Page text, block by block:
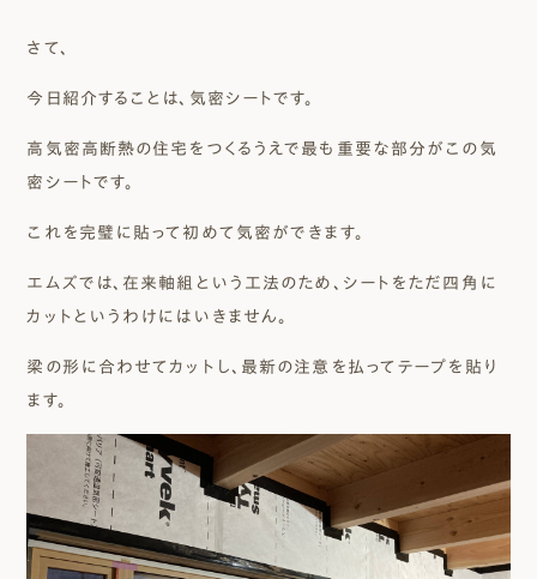
さて、
今日紹介することは、気密シートです。
高気密高断熱の住宅をつくるうえで最も重要な部分がこの気
密シートです。
これを完璧に貼って初めて気密ができます。
エムズでは、在来軸組という工法のため、シートをただ四角に
カットというわけにはいきません。
梁の形に合わせてカットし、最新の注意を払ってテープを貼り
ます。